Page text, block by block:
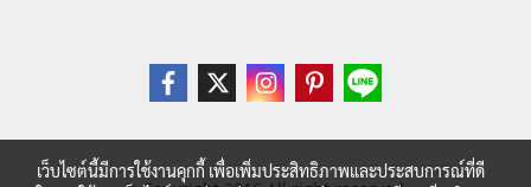
เว็บไซต์นี้มีการใช้งานคุกกี้ เพื่อเพิ่มประสิทธิภาพและประสบการณ์ที่ดี